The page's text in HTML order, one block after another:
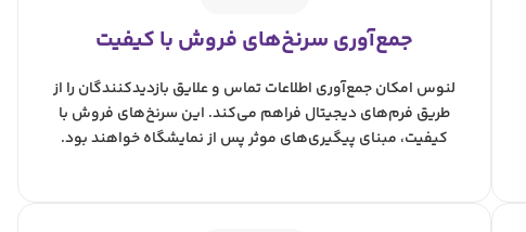
جمع‌آوری سرنخ‌های فروش با کیفیت
لنوس امکان جمع‌آوری اطلاعات تماس و علایق بازدیدکنندگان را از
طریق فرم‌های دیجیتال فراهم می‌کند. این سرنخ‌های فروش با
کیفیت، مبنای پیگیری‌های موثر پس از نمایشگاه خواهند بود.